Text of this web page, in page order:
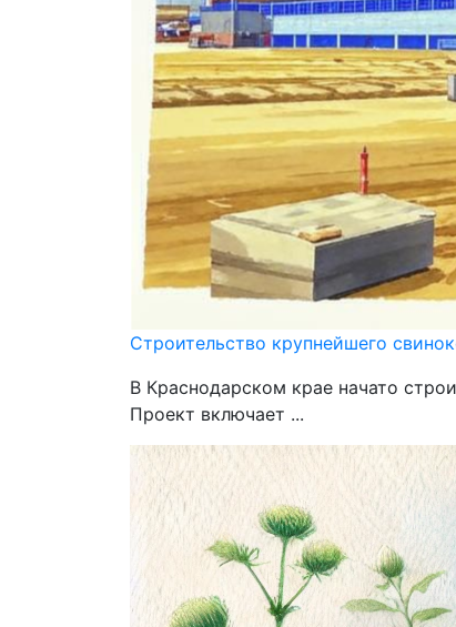
Строительство крупнейшего
В Краснодарском крае начато
Проект включает ...